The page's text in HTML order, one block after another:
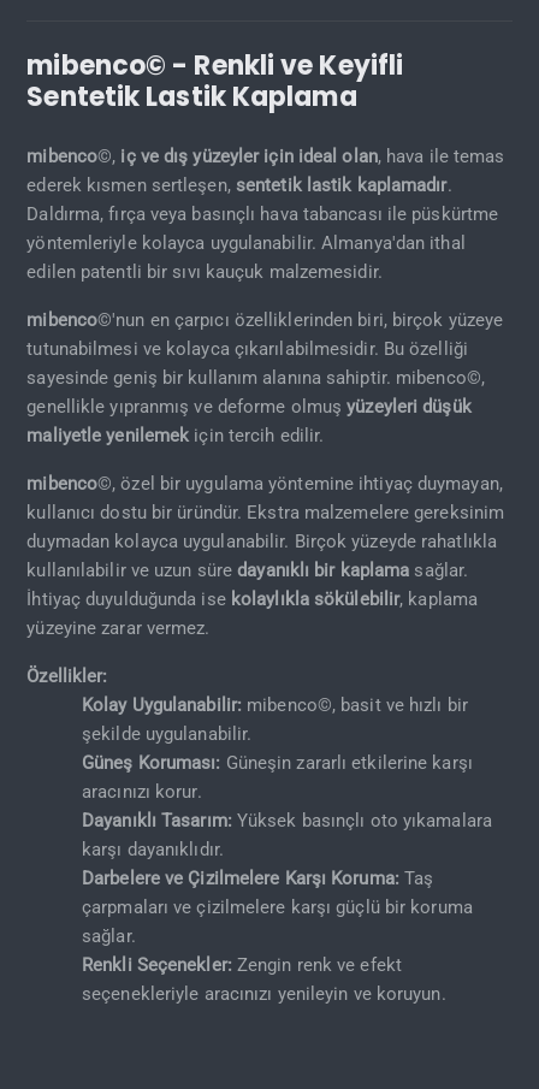
mibenco© - Renkli ve Keyifli
Sentetik Lastik Kaplama
mibenco©, iç ve dış yüzeyler için ideal olan, hava ile temas
ederek kısmen sertleşen, sentetik lastik kaplamadır.
Daldırma, fırça veya basınçlı hava tabancası ile püskürtme
yöntemleriyle kolayca uygulanabilir. Almanya'dan ithal
edilen patentli bir sıvı kauçuk malzemesidir.
mibenco©'nun en çarpıcı özelliklerinden biri, birçok yüzeye
tutunabilmesi ve kolayca çıkarılabilmesidir. Bu özelliği
sayesinde geniş bir kullanım alanına sahiptir. mibenco©,
genellikle yıpranmış ve deforme olmuşyüzeyleri düşük
maliyetle yenilemek için tercih edilir.
mibenco©, özel bir uygulama yöntemine ihtiyaç duymayan,
kullanıcı dostu bir üründür. Ekstra malzemelere gereksinim
duymadan kolayca uygulanabilir. Birçok yüzeyde rahatlıkla
kullanılabilir ve uzun süredayanıklı bir kaplama sağlar.
İhtiyaç duyulduğunda ise kolaylıkla sökülebilir, kaplama
yüzeyine zarar vermez.
Özellikler:
Kolay Uygulanabilir: mibenco©, basit ve hızlı bir
şekilde uygulanabilir.
Güneş Koruması: Güneşin zararlı etkilerine karşı
aracınızı korur.
Dayanıklı Tasarım: Yüksek basınçlı oto yıkamalara
karşı dayanıklıdır.
Darbelere ve Çizilmelere Karşı Koruma: Taş
çarpmaları ve çizilmelere karşı güçlü bir koruma
sağlar.
Renkli Seçenekler: Zengin renk ve efekt
seçenekleriyle aracınızı yenileyin ve koruyun.